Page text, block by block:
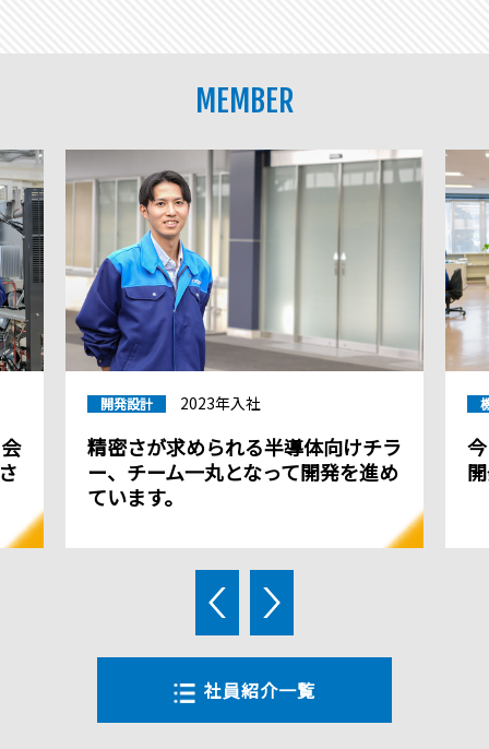
MEMBER
開発設計 2023年入社
精密さが求められる半導体向けチラ
ー、チーム一丸となって開発を進め
ています。
社員紹介一覧